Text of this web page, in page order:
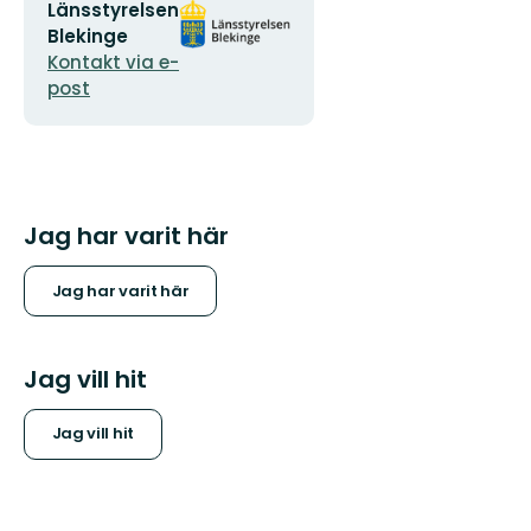
E-
postadress
Länsstyrelsen
Blekinge
Kontakt via e-
post
Organisationens
logotyp
Jag har varit här
Jag har varit här
Jag vill hit
Jag vill hit